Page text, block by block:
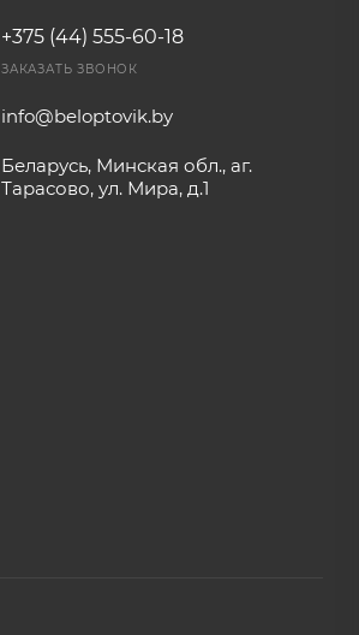
+375 (44) 555-60-18
ЗАКАЗАТЬ ЗВОНОК
info@beloptovik.by
Беларусь, Минская обл., аг.
Тарасово, ул. Мира, д.1